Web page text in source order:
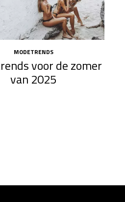
MODETRENDS
voor de zomer
van 2025